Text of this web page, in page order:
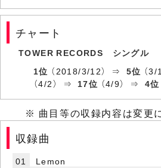
チャート
TOWER RECORDS シングル
1位 （2018/3/12） ⇒ 5位 （
（4/2） ⇒ 17位 （4/9） ⇒ 4位
※ 曲目等の収録内容は変更
収録曲
01
Lemon